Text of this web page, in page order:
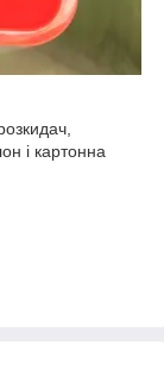
і картонна